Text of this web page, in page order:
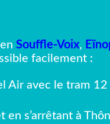
enSouffle-Voix,
facilement :
Air avec le tram 12
s’arrêtant à